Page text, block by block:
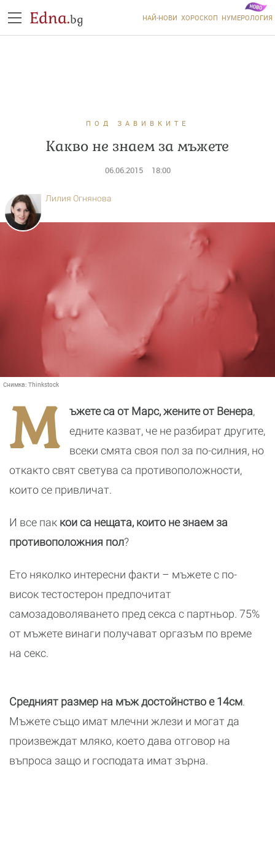
Edna.bg НАЙ-НОВИ ХОРОСКОП НУМЕРОЛОГИЯ
ПОД ЗАВИВКИТЕ
Какво не знаем за мъжете
06.06.2015 18:00
Снимка: Thinkstock
Лилия Огнянова
М ъжете са от Марс, жените от Венера,
едните казват, че не разбират другите,
всеки смята своя пол за по-силния, но
откакто свят светува са противоположности,
които се привличат.
И все пак кои са нещата, които не знаем за
противоположния пол?
Ето няколко интересни факти – мъжете с по-
висок тестостерон предпочитат
самозадоволяването пред секса с партньор. 75%
от мъжете винаги получават оргазъм по време
на секс.
Средният размер на мъж достойнство е 14см.
Мъжете също имат млечни жлези и могат да
произвеждат мляко, което дава отговор на
въпроса защо и господата имат зърна.